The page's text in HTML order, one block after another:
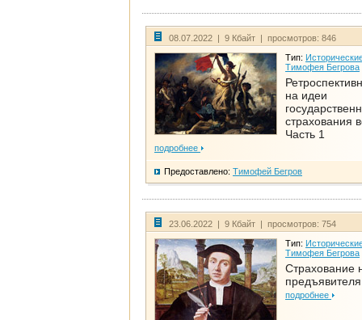
08.07.2022 | 9 Кбайт | просмотров: 846
Тип:
Тимофея Бегрова
на идеи
страхования
Часть 1
подробнее
Предоставлено: Тимофей Бегров
23.06.2022 | 9 Кбайт | просмотров: 754
Тип:
Тимофея Бегрова
Страхование
предъявителя
подробнее